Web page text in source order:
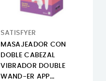
SATISFYER
MASAJEADOR CON
DOBLE CABEZAL
VIBRADOR DOUBLE
WAND-ER APP...